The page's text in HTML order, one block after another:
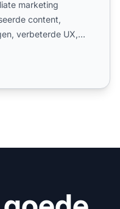
marketing
content,
verbeterde UX,